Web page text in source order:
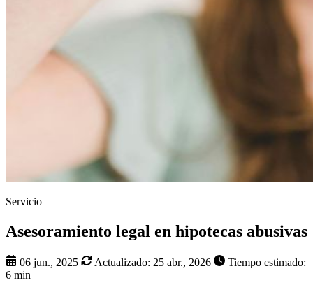
Servicio
Asesoramiento legal en hipotecas abusivas
06 jun., 2025 Actualizado: 25 abr., 2026
Tiempo estimado:
6 min